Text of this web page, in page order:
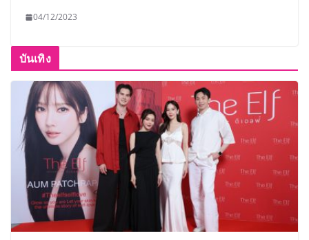
04/12/2023
บันเทิง